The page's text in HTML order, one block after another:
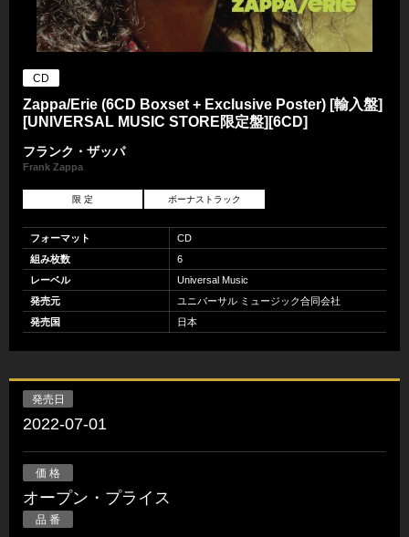
CD
Zappa/Erie (6CD Boxset + Exclusive Poster) [輸入盤]
[UNIVERSAL MUSIC STORE限定盤][6CD]
フランク・ザッパ
Frank Zappa
限 定 ボーナストラック
フォーマット
CD
組み枚数
6
レーベル
Universal Music
発売元
ユニバーサル ミュージック合同会社
発売国
日本
発売日
2022-07-01
価 格
オープン・プライス
品 番